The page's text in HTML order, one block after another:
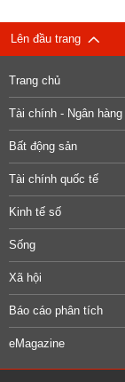
Lên đầu trang
Trang chủ
Tài chính - Ngân hàng
Bất động sản
Tài chính quốc tế
Kinh tế số
Sống
Xã hội
Báo cáo phân tích
eMagazine